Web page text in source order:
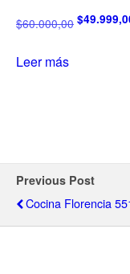
$60.000,00 $
Leer más
Previous Post
Cocina Florencia